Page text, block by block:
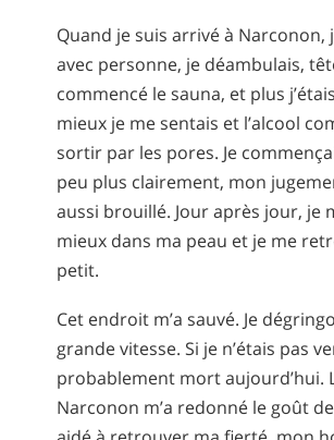
Quand je suis arrivé à Narconon,
avec personne, je déambulais,
commencé le sauna, et plus
mieux je me sentais et l’alcool
sortir par les pores. Je
peu plus clairement, mon
aussi brouillé. Jour après jour, je
mieux dans ma peau et je me
petit.
Cet endroit m’a sauvé. Je
grande vitesse. Si je n’étais pas
probablement mort aujourd’hui.
Narconon m’a redonné le goût de